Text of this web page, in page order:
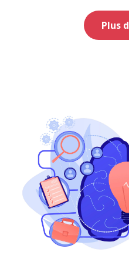
Plus